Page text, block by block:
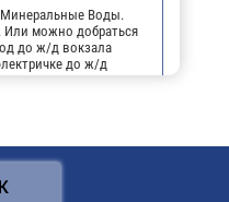
Минеральные Воды.
Или можно добраться
до ж/д вокзала
до ж/д
на трамвае №2 до
далее,
возможность
санатория.